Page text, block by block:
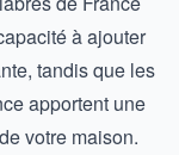
à ajouter
tandis que les
apportent une
votre maison.